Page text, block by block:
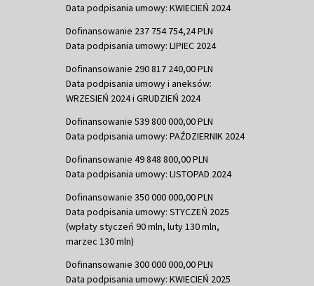
Data podpisania umowy: KWIECIEŃ 2024
Dofinansowanie 237 754 754,24 PLN
Data podpisania umowy: LIPIEC 2024
Dofinansowanie 290 817 240,00 PLN
Data podpisania umowy i aneksów:
WRZESIEŃ 2024 i GRUDZIEŃ 2024
Dofinansowanie 539 800 000,00 PLN
Data podpisania umowy: PAŹDZIERNIK 2024
Dofinansowanie 49 848 800,00 PLN
Data podpisania umowy: LISTOPAD 2024
Dofinansowanie 350 000 000,00 PLN
Data podpisania umowy: STYCZEŃ 2025
(wpłaty styczeń 90 mln, luty 130 mln,
marzec 130 mln)
Dofinansowanie 300 000 000,00 PLN
Data podpisania umowy: KWIECIEŃ 2025